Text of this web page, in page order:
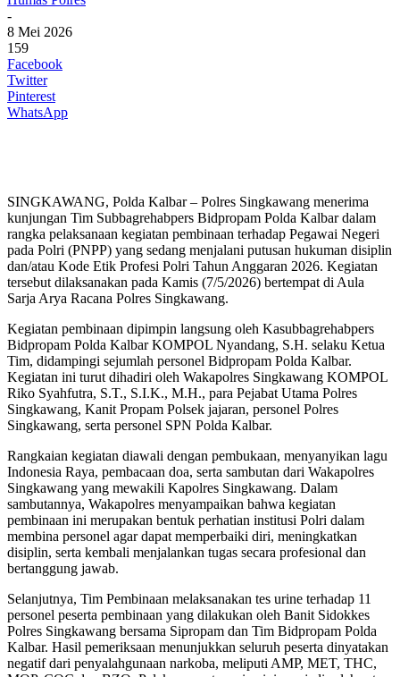
-
8 Mei 2026
159
Facebook
Twitter
Pinterest
WhatsApp
SINGKAWANG, Polda Kalbar – Polres Singkawang menerima
kunjungan Tim Subbagrehabpers Bidpropam Polda Kalbar dalam
rangka pelaksanaan kegiatan pembinaan terhadap Pegawai Negeri
pada Polri (PNPP) yang sedang menjalani putusan hukuman disiplin
dan/atau Kode Etik Profesi Polri Tahun Anggaran 2026. Kegiatan
tersebut dilaksanakan pada Kamis (7/5/2026) bertempat di Aula
Sarja Arya Racana Polres Singkawang.
Kegiatan pembinaan dipimpin langsung oleh Kasubbagrehabpers
Bidpropam Polda Kalbar KOMPOL Nyandang, S.H. selaku Ketua
Tim, didampingi sejumlah personel Bidpropam Polda Kalbar.
Kegiatan ini turut dihadiri oleh Wakapolres Singkawang KOMPOL
Riko Syahfutra, S.T., S.I.K., M.H., para Pejabat Utama Polres
Singkawang, Kanit Propam Polsek jajaran, personel Polres
Singkawang, serta personel SPN Polda Kalbar.
Rangkaian kegiatan diawali dengan pembukaan, menyanyikan lagu
Indonesia Raya, pembacaan doa, serta sambutan dari Wakapolres
Singkawang yang mewakili Kapolres Singkawang. Dalam
sambutannya, Wakapolres menyampaikan bahwa kegiatan
pembinaan ini merupakan bentuk perhatian institusi Polri dalam
membina personel agar dapat memperbaiki diri, meningkatkan
disiplin, serta kembali menjalankan tugas secara profesional dan
bertanggung jawab.
Selanjutnya, Tim Pembinaan melaksanakan tes urine terhadap 11
personel peserta pembinaan yang dilakukan oleh Banit Sidokkes
Polres Singkawang bersama Sipropam dan Tim Bidpropam Polda
Kalbar. Hasil pemeriksaan menunjukkan seluruh peserta dinyatakan
negatif dari penyalahgunaan narkoba, meliputi AMP, MET, THC,